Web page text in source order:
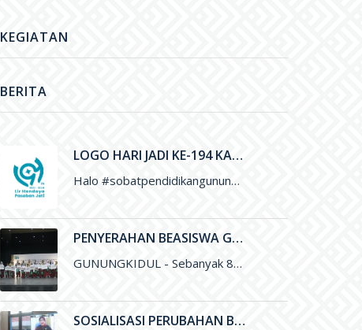
KEGIATAN
BERITA
LOGO HARI JADI KE-194 KABUPATEN GUNUNGKIDUL
Halo #sobatpendidikangunungkidul ini adalah Logo Hari Jadi ke-194 Kabupaten Gunungkidul yang merupakan karya Saudara Blasius Yudhatama dengan mengusung tema
PENYERAHAN BEASISWA GUNUNGKIDUL CERDAS UNTUK PENINGKATAN KUALITAS PENDIDIKAN DI KABUPATEN GUNUNGKIDUL
GUNUNGKIDUL - Sebanyak 800 siswa Sekolah Dasar di Gunungkidul menerima Beasiswa Gunungkidul Cerdas dengan besaran per tahun sejumlah Rp. 500 ribu
SOSIALISASI PERUBAHAN BOS MENGGUNAKAN ARKAS TAHUN 2022 MELALUI ZOOM MEETING